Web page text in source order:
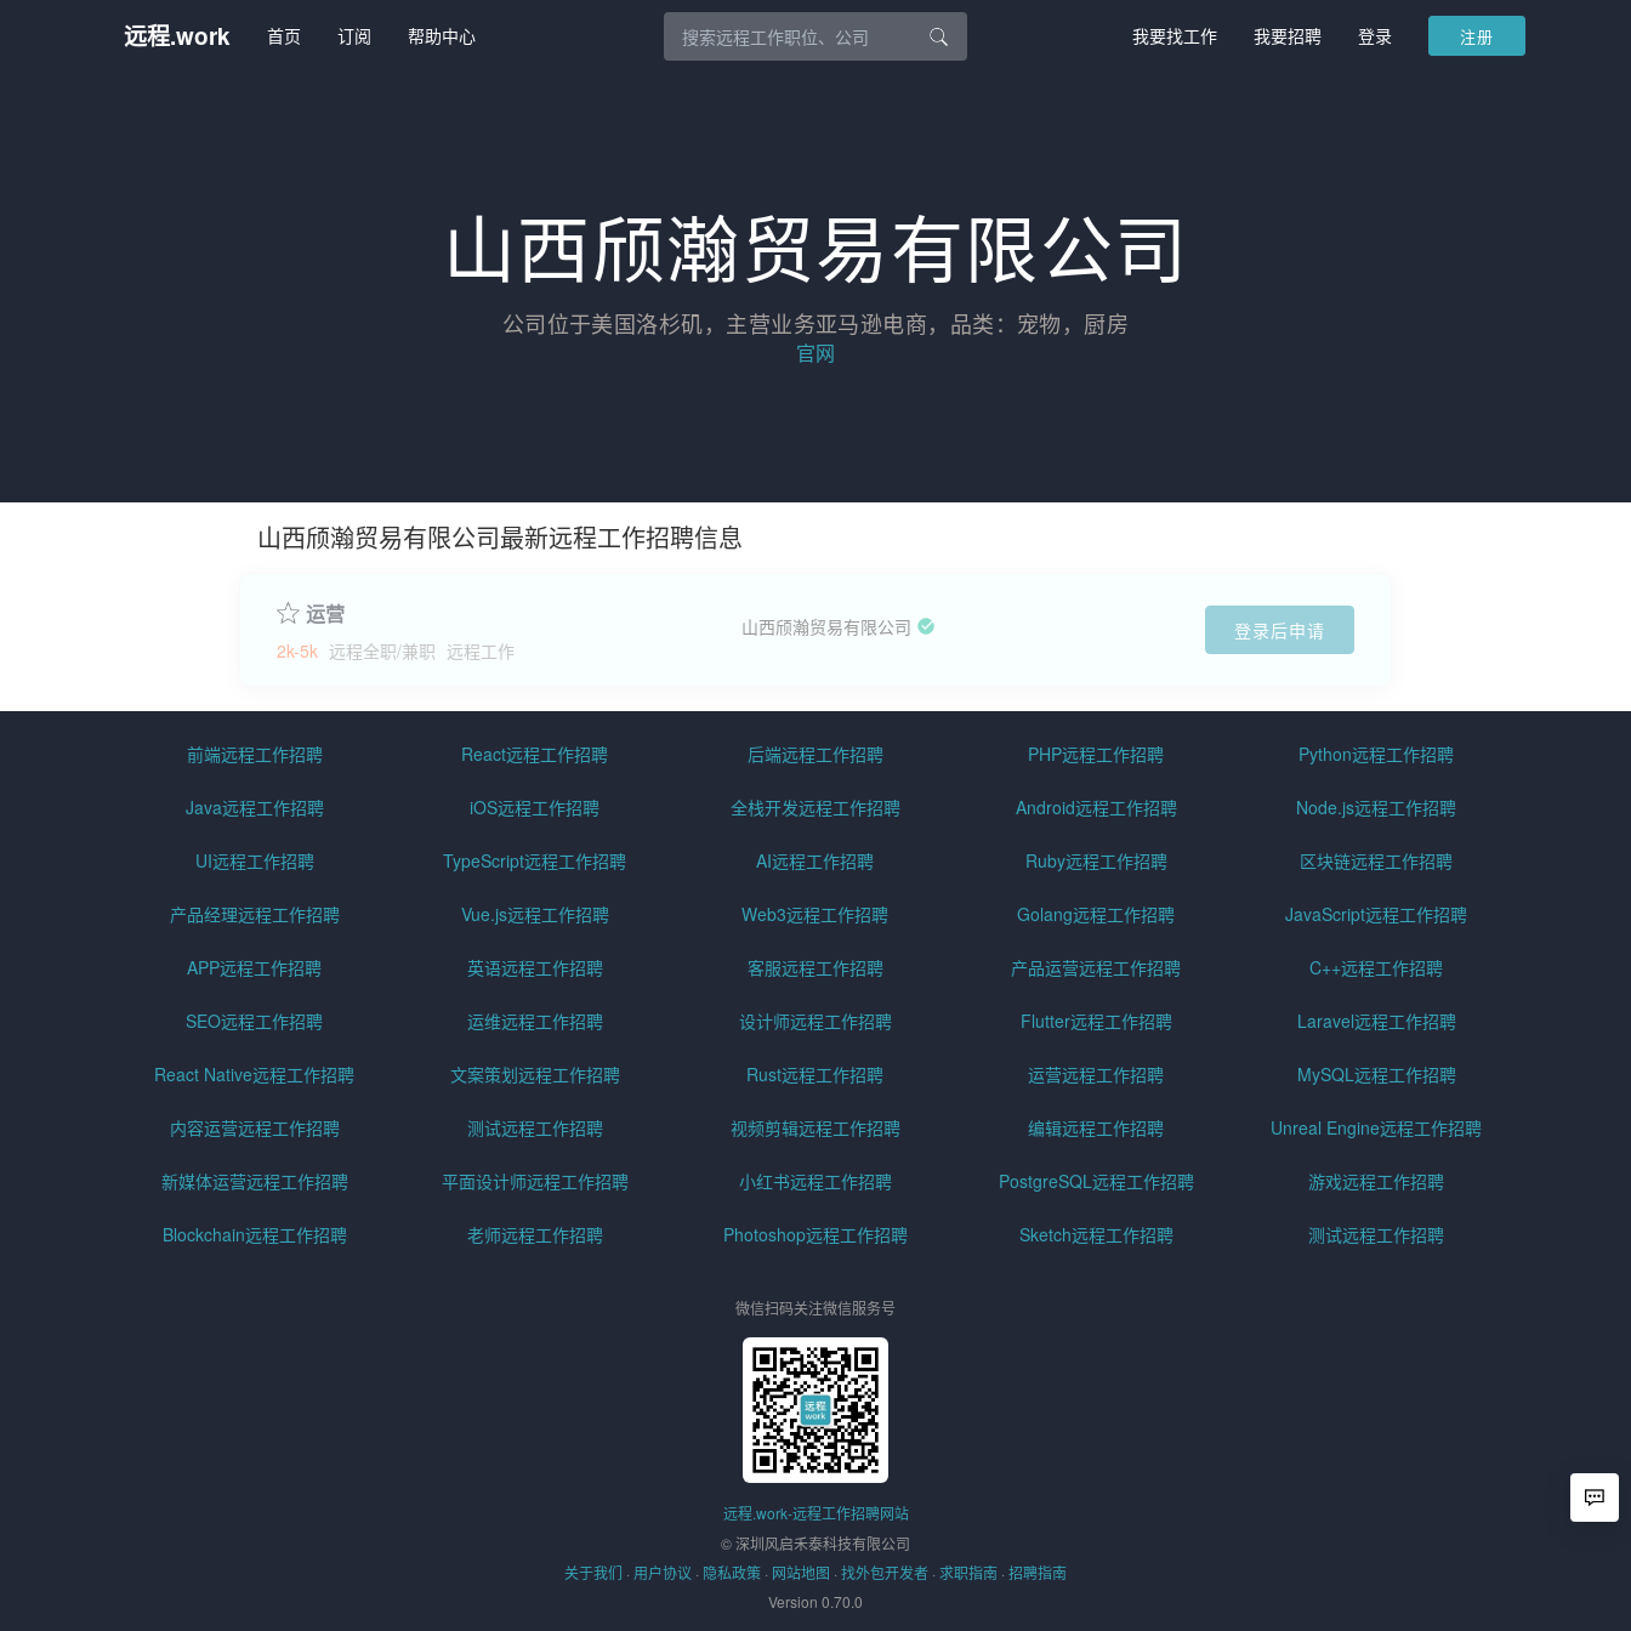
远程.work 首页 订阅 帮助中心 我要找工作 我要招聘 登录 注册
山西颀瀚贸易有限公司
公司位于美国洛杉矶，主营业务亚马逊电商，品类：宠物，厨房
官网
山西颀瀚贸易有限公司最新远程工作招聘信息
运营
2k-5k 远程全职/兼职 远程工作
山西颀瀚贸易有限公司 登录后申请
前端远程工作招聘 React远程工作招聘 后端远程工作招聘 PHP远程工作招聘 Python远程工作招聘
Java远程工作招聘 iOS远程工作招聘 全栈开发远程工作招聘 Android远程工作招聘 Node.js远程工作招聘
UI远程工作招聘 TypeScript远程工作招聘 AI远程工作招聘 Ruby远程工作招聘 区块链远程工作招聘
产品经理远程工作招聘 Vue.js远程工作招聘 Web3远程工作招聘 Golang远程工作招聘 JavaScript远程工作招聘
APP远程工作招聘 英语远程工作招聘 客服远程工作招聘 产品运营远程工作招聘 C++远程工作招聘
SEO远程工作招聘 运维远程工作招聘 设计师远程工作招聘 Flutter远程工作招聘 Laravel远程工作招聘
React Native远程工作招聘 文案策划远程工作招聘 Rust远程工作招聘 运营远程工作招聘 MySQL远程工作招聘
内容运营远程工作招聘 测试远程工作招聘 视频剪辑远程工作招聘 编辑远程工作招聘 Unreal Engine远程工作招聘
新媒体运营远程工作招聘 平面设计师远程工作招聘 小红书远程工作招聘 PostgreSQL远程工作招聘 游戏远程工作招聘
Blockchain远程工作招聘 老师远程工作招聘 Photoshop远程工作招聘 Sketch远程工作招聘 测试远程工作招聘
微信扫码关注微信服务号
远程.work-远程工作招聘网站
© 深圳风启禾泰科技有限公司
关于我们 · 用户协议 · 隐私政策 · 网站地图 · 找外包开发者 · 求职指南 · 招聘指南
Version 0.70.0